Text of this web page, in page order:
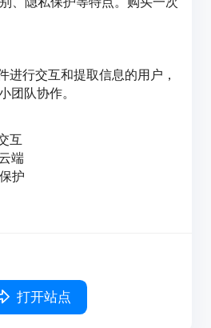
进行交互和提取信息的用户，
团队协作。
互
端
护
打开站点